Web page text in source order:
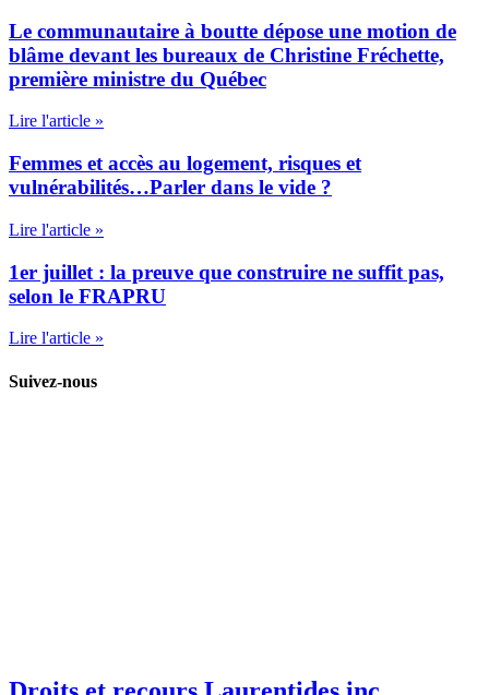
Le communautaire à boutte dépose une motion de
blâme devant les bureaux de Christine Fréchette,
première ministre du Québec
Lire l'article »
Femmes et accès au logement, risques et
vulnérabilités…Parler dans le vide ?
Lire l'article »
1er juillet : la preuve que construire ne suffit pas,
selon le FRAPRU
Lire l'article »
Suivez-nous